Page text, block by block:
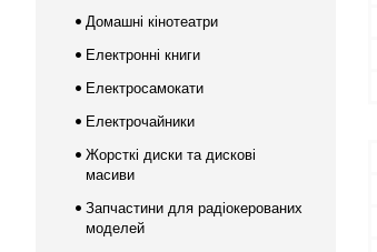
Домашні кінотеатри
Електронні книги
Електросамокати
Електрочайники
Жорсткі диски та дискові
масиви
Запчастини для радіокерованих
моделей